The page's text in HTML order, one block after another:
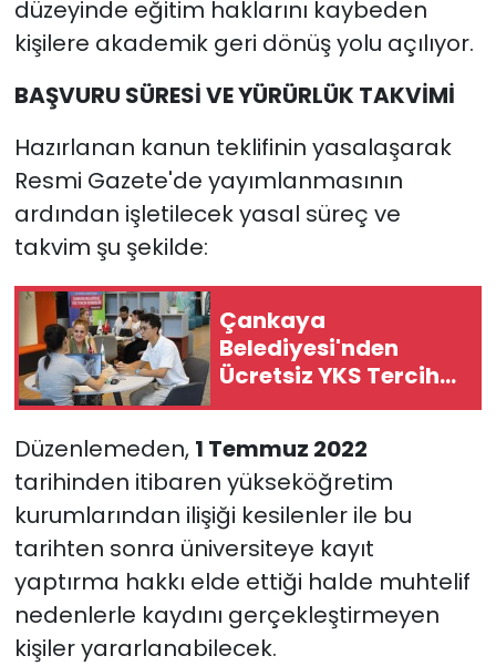
düzeyinde eğitim haklarını kaybeden
kişilere akademik geri dönüş yolu açılıyor.
BAŞVURU SÜRESİ VE YÜRÜRLÜK TAKVİMİ
Hazırlanan kanun teklifinin yasalaşarak
Resmi Gazete'de yayımlanmasının
ardından işletilecek yasal süreç ve
takvim şu şekilde:
Çankaya
Belediyesi'nden
Ücretsiz YKS Tercih
Rehberliği
Düzenlemeden, 1 Temmuz 2022
tarihinden itibaren yükseköğretim
kurumlarından ilişiği kesilenler ile bu
tarihten sonra üniversiteye kayıt
yaptırma hakkı elde ettiği halde muhtelif
nedenlerle kaydını gerçekleştirmeyen
kişiler yararlanabilecek.